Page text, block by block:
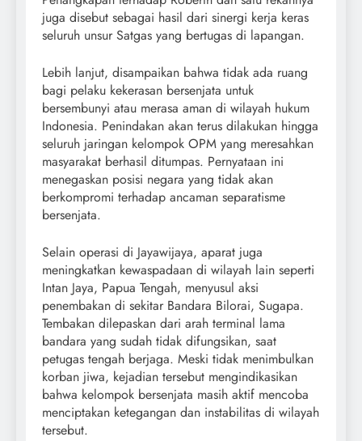
juga disebut sebagai hasil dari sinergi kerja keras
seluruh unsur Satgas yang bertugas di lapangan.
Lebih lanjut, disampaikan bahwa tidak ada ruang
bagi pelaku kekerasan bersenjata untuk
bersembunyi atau merasa aman di wilayah hukum
Indonesia. Penindakan akan terus dilakukan hingga
seluruh jaringan kelompok OPM yang meresahkan
masyarakat berhasil ditumpas. Pernyataan ini
menegaskan posisi negara yang tidak akan
berkompromi terhadap ancaman separatisme
bersenjata.
Selain operasi di Jayawijaya, aparat juga
meningkatkan kewaspadaan di wilayah lain seperti
Intan Jaya, Papua Tengah, menyusul aksi
penembakan di sekitar Bandara Bilorai, Sugapa.
Tembakan dilepaskan dari arah terminal lama
bandara yang sudah tidak difungsikan, saat
petugas tengah berjaga. Meski tidak menimbulkan
korban jiwa, kejadian tersebut mengindikasikan
bahwa kelompok bersenjata masih aktif mencoba
menciptakan ketegangan dan instabilitas di wilayah
tersebut.